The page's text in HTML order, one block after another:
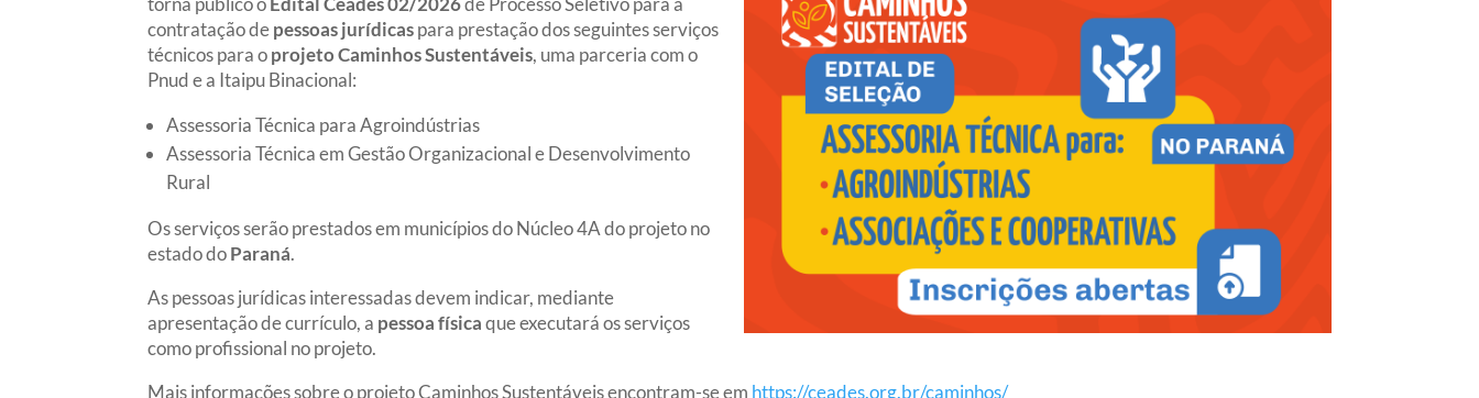
contratação depessoas jurídicaspara prestação dos seguintes serviços
técnicos para oprojeto Caminhos Sustentáveis, uma parceria com o
Pnud e a Itaipu Binacional:
Assessoria Técnica para Agroindústrias
Assessoria Técnica em Gestão Organizacional e Desenvolvimento
Rural
Os serviços serão prestados em municípios do Núcleo 4A do projeto no
estado doParaná.
As pessoas jurídicas interessadas devem indicar, mediante
apresentação de currículo, a pessoa físicaque executará os serviços
como profissional no projeto.
Mais informações sobre o projeto Caminhos Sustentáveis encontram-se em https://ceades.org.br/caminhos/